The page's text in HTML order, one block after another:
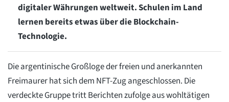
digitaler Währungen weltweit. Schulen im Land
lernen bereits etwas über die Blockchain-
Technologie.
Die argentinische Großloge der freien und anerkannten
Freimaurer hat sich dem NFT-Zug angeschlossen. Die
verdeckte Gruppe tritt Berichten zufolge aus wohltätigen